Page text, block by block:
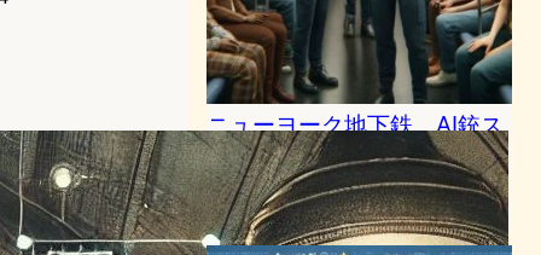
ニューヨーク地下鉄、AI銃ス
キャナー導入で安全性向上へ
AI（人工知能）ニュース
2024年3月30日8:47